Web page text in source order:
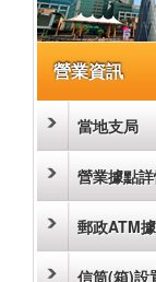
營業資訊
當地支局
營業據點
郵政ATM
信筒(箱)設